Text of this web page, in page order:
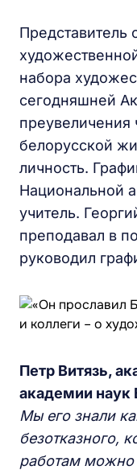
Представитель
набора
сегодняшней
преувеличения
белорусской
личность.
Национальной
учитель.
преподавал в
руководил
Петр Витязь,
академии наук
Мы его знали
безотказного,
работам можно